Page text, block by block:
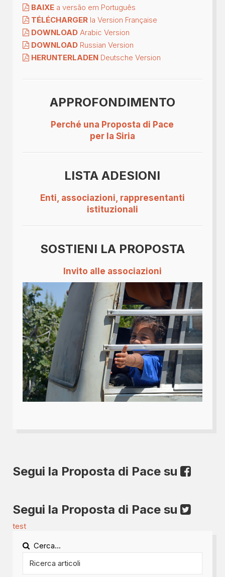
BAIXEa versão em Português
TÉLÉCHARGERla Version Française
DOWNLOADArabic Version
DOWNLOADRussian Version
HERUNTERLADENDeutsche Version
APPROFONDIMENTO
Perché una Proposta di Pace
per la Siria
LISTA ADESIONI
Enti, associazioni, rappresentanti
istituzionali
SOSTIENI LA PROPOSTA
Invito alle associazioni
Segui la Proposta di Pace su
Segui la Proposta di Pace su
test
Cerca...